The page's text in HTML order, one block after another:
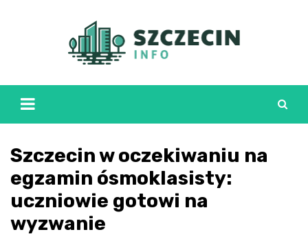
Szczecin w oczekiwaniu na
egzamin ósmoklasisty:
uczniowie gotowi na
wyzwanie